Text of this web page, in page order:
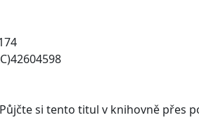
si tento titul v knihovně přes